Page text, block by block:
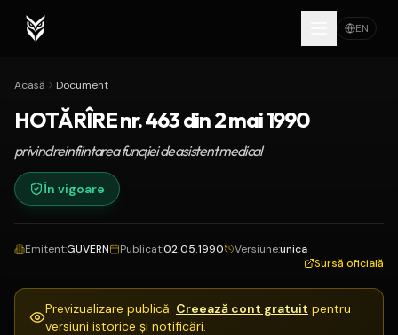
EN
Acasă Document
HOTĂRÎRE nr. 463 din 2 mai 1990
privind reinfiintarea funcţiei de asistent medical
În vigoare
Emitent:GUVERN Publicat:02.05.1990 Versiune:unica
Sursă oficială
Previzualizare publică. Creează cont gratuit pentru
versiuni istorice și notificări.